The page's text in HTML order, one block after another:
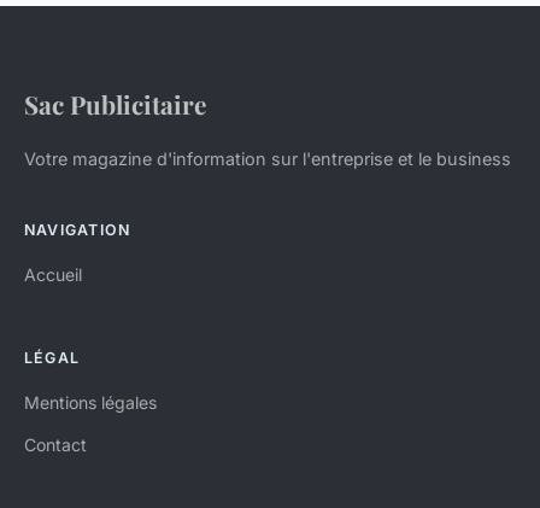
Sac Publicitaire
Votre magazine d'information sur l'entreprise et le business
NAVIGATION
Accueil
LÉGAL
Mentions légales
Contact